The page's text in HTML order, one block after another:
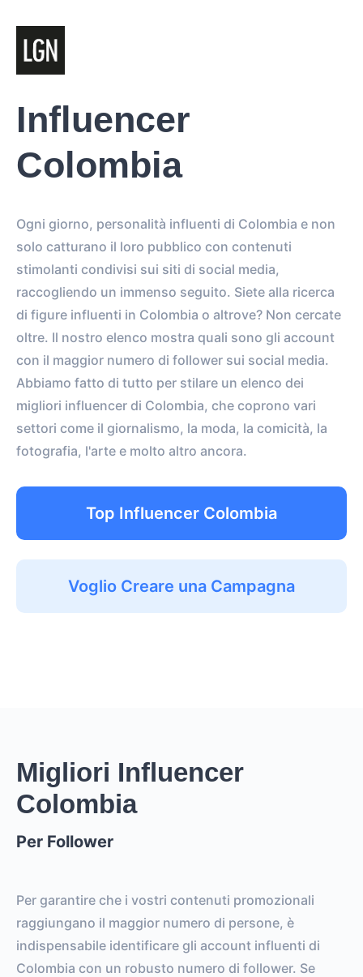
Influencer
Colombia
Ogni giorno, personalità influenti di Colombia e non
solo catturano il loro pubblico con contenuti
stimolanti condivisi sui siti di social media,
raccogliendo un immenso seguito. Siete alla ricerca
di figure influenti in Colombia o altrove? Non cercate
oltre. Il nostro elenco mostra quali sono gli account
con il maggior numero di follower sui social media.
Abbiamo fatto di tutto per stilare un elenco dei
migliori influencer di Colombia, che coprono vari
settori come il giornalismo, la moda, la comicità, la
fotografia, l'arte e molto altro ancora.
Top Influencer Colombia
Voglio Creare una Campagna
Migliori Influencer
Colombia
Per Follower
Per garantire che i vostri contenuti promozionali
raggiungano il maggior numero di persone, è
indispensabile identificare gli account influenti di
Colombia con un robusto numero di follower. Se